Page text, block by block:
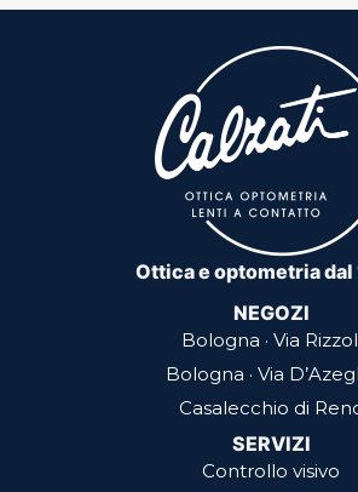
Ottica e optometria dal
NEGOZI
Bologna · Via
Bologna · Via
Casalecchio di
SERVIZI
Controllo visivo